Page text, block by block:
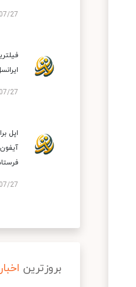
27
27
اپل
27
بروزترین